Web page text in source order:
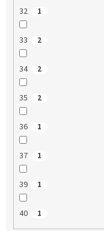
32 1
33 2
34 2
35 2
36 1
37 1
39 1
40 1